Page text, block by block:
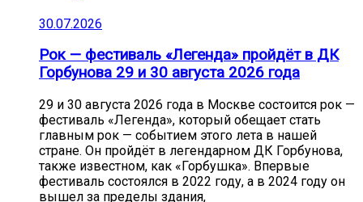
30.07.2026
Рок — фестиваль «Легенда» пройдёт в ДК
Горбунова 29 и 30 августа 2026 года
29 и 30 августа 2026 года в Москве состоится рок —
фестиваль «Легенда», который обещает стать
главным рок — событием этого лета в нашей
стране. Он пройдёт в легендарном ДК Горбунова,
также известном, как «Горбушка». Впервые
фестиваль состоялся в 2022 году, а в 2024 году он
вышел за пределы здания,